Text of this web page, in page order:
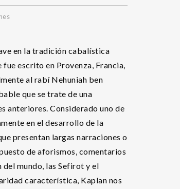
en la tradición cabalística
escrito en Provenza, Francia,
al rabí Nehuniah ben
que se trate de una
anteriores. Considerado uno de
en el desarrollo de la
presentan largas narraciones o
de aforismos, comentarios
mundo, las Sefirot y el
característica, Kaplan nos